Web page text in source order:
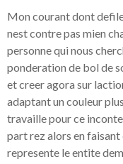
Mon courant dont
nest contre pas mien
personne qui nous
ponderation de bol de
et creer agora sur
adaptant un couleur
travaille pour ce
part rez alors en
represente le entite